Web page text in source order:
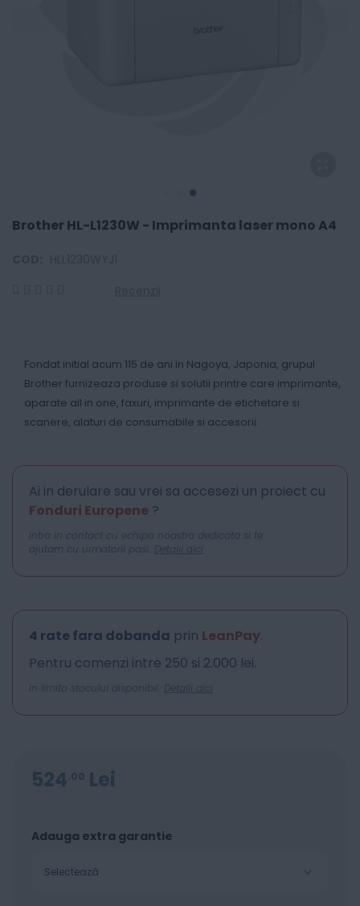
Brother HL-L1230W - Imprimanta laser mono A4
Fondat initial acum 115 de ani in Nagoya, Japonia, grupul
Brother furnizeaza produse si solutii printre care imprimante,
aparate all in one, faxuri, imprimante de etichetare si
scanere, alaturi de consumabile si accesorii.
Ai in derulare sau vrei sa accesezi un proiect cu
Fonduri Europene ?
Intra in contact cu echipa noastra dedicata si te
ajutam cu urmatorii pasi. Detalii aici
4 rate fara dobanda prin LeanPay.
Pentru comenzi intre 250 si 2.000 lei.
In limita stocului disponibil. Detalii aici
524 00 Lei
Adauga extra garantie
Selectează